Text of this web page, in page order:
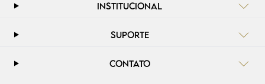
INSTITUCIONAL
SUPORTE
CONTATO